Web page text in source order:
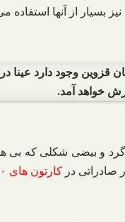
از آنها استفاده
قزوین وجود دارد
خواهد آمد.
و بی دانه باشد و سایز آن از ۱۰ میل کمتر باشد می‌گویند و آن
صادراتی در کارتون های ۱۰ کیلویی خالص